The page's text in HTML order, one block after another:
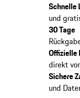
Schnelle
und
30 Tage
Offizielle
direkt
Sichere
und